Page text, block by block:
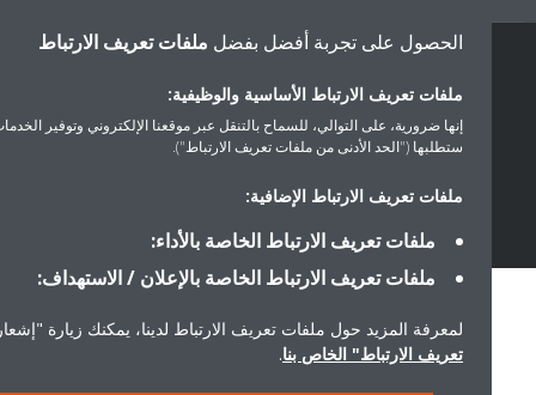
إشعار ملفات تعريف الارتباط
سياسة حماية البيانات
أخلاقيات الشركة
الحصول على تجربة أفضل بفضلملفات تعريف الارتباط
ملفات تعريف الارتباط الأساسية والوظيفية:
إنها ضرورية، على التوالي، للسماح بالتنقل عبر موقعنا الإلكتروني وتوفير الخدمات التي
ستطلبها ("الحد الأدنى من ملفات تعريف الارتباط").
ملفات تعريف الارتباط الإضافية:
ملفات تعريف الارتباط الخاصة بالأداء:
ملفات تعريف الارتباط الخاصة بالإعلان / الاستهداف:
لمعرفة المزيد حول ملفات تعريف الارتباط لدينا، يمكنك زيارة "إشعار
تعريف الارتباط" الخاص بنا.